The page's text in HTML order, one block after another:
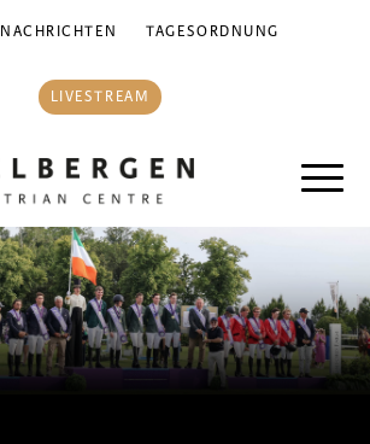
NACHRICHTEN TAGESORDNUNG
LIVESTREAM